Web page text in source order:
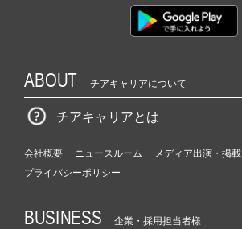
ABOUT チアキャリアについて
チアキャリアとは
会社概要 ニュースルーム
メディア出演・掲載
プライバシーポリシー
BUSINESS 企業・採用担当者様